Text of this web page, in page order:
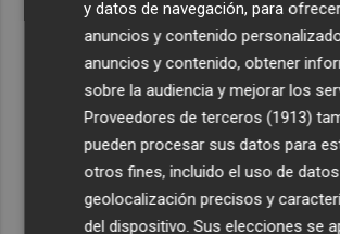
y datos de navegación, para
anuncios y contenido
anuncios y contenido, obtener
sobre la audiencia y mejorar los
Proveedores de terceros (1913)
pueden procesar sus datos para
otros fines, incluido el uso de
geolocalización precisos y
del dispositivo. Sus elecciones se